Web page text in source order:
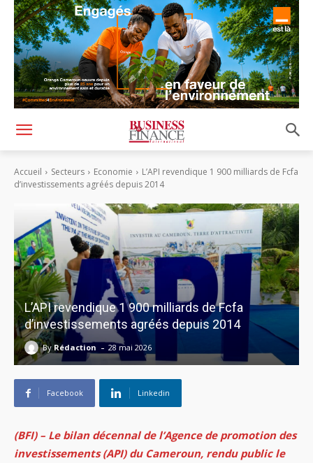
Accueil Secteurs Economie
L’API revendique 1 900 milliards de Fcfa
d’investissements agréés depuis 2014
L’API revendique 1 900 milliards de Fcfa
d’investissements agréés depuis 2014
By Rédaction - 28 mai 2026
Facebook Linkedin
(BFI) – Le bilan décennal de l’Agence de promotion des
investissements (API) du Cameroun, rendu public le